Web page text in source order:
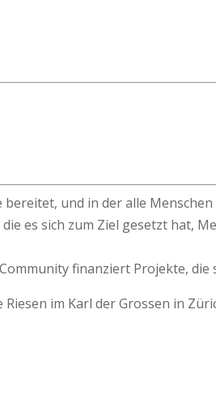
und in der alle
es sich zum Ziel gesetzt hat,
finanziert Projekte,
im Karl der Grossen in